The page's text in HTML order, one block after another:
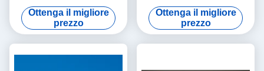
Half-Moon Aviation Plug
Socket
Ottenga il migliore
prezzo
connettore misto FGG EGG
3B 4+2 presa e presa
Ottenga il migliore
prezzo